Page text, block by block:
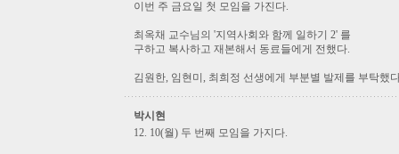
이번 주 금요일 첫 모임을 가진다.
최옥채 교수님의 '지역사회와 함께 일하기 2' 를
구하고 복사하고 재본해서 동료들에게 전했다.
김원한, 임현미, 최희정 선생에게 부분별 발제를 부탁했
박시현
12. 10(월) 두 번째 모임을 가지다.